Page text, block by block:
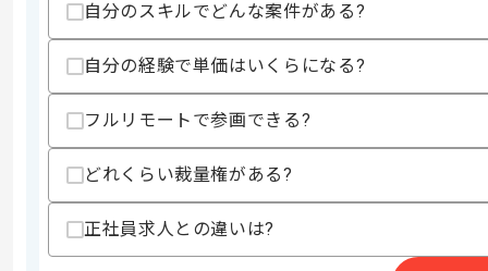
・Microsoft Office全般
スキルに不安がある方へ
精算・お支払い
精算条件
自分のスキルでどんな案件がある?
自分の経験で単価はいくらになる?
フルリモートで参画できる?
どれくらい裁量権がある?
正社員求人との違いは?